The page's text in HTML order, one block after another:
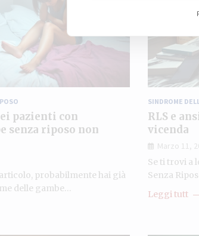
pazienti con
senza riposo non
probabilmente hai già
delle gambe…
SINDROME
RLS e
vicenda
Marzo 11,
Se ti trovi a
Senza
Leggi tutt